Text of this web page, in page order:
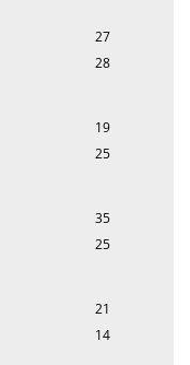
27
28
19
25
35
25
21
14